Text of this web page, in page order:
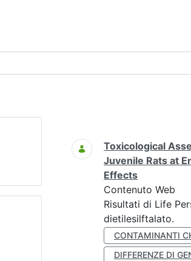
- Eventi
Ricerca
Toxicological
Juvenile Rats at
Effects
Contenuto Web
Risultati di Life
dietilesilftalato.
CONTAMINANTI
DIFFERENZE DI